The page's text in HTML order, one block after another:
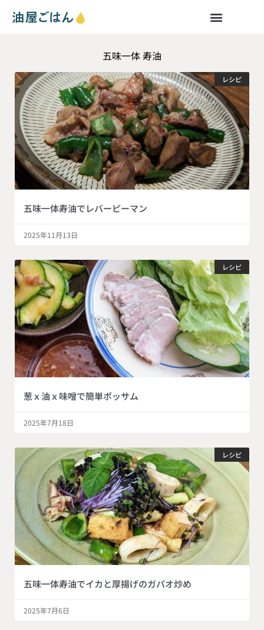
五味一体 寿油
レシピ
五味一体寿油でレバーピーマン
2025年11月13日
レシピ
葱ｘ油ｘ味噌で簡単ポッサム
2025年7月18日
レシピ
五味一体寿油でイカと厚揚げのガパオ炒め
2025年7月6日